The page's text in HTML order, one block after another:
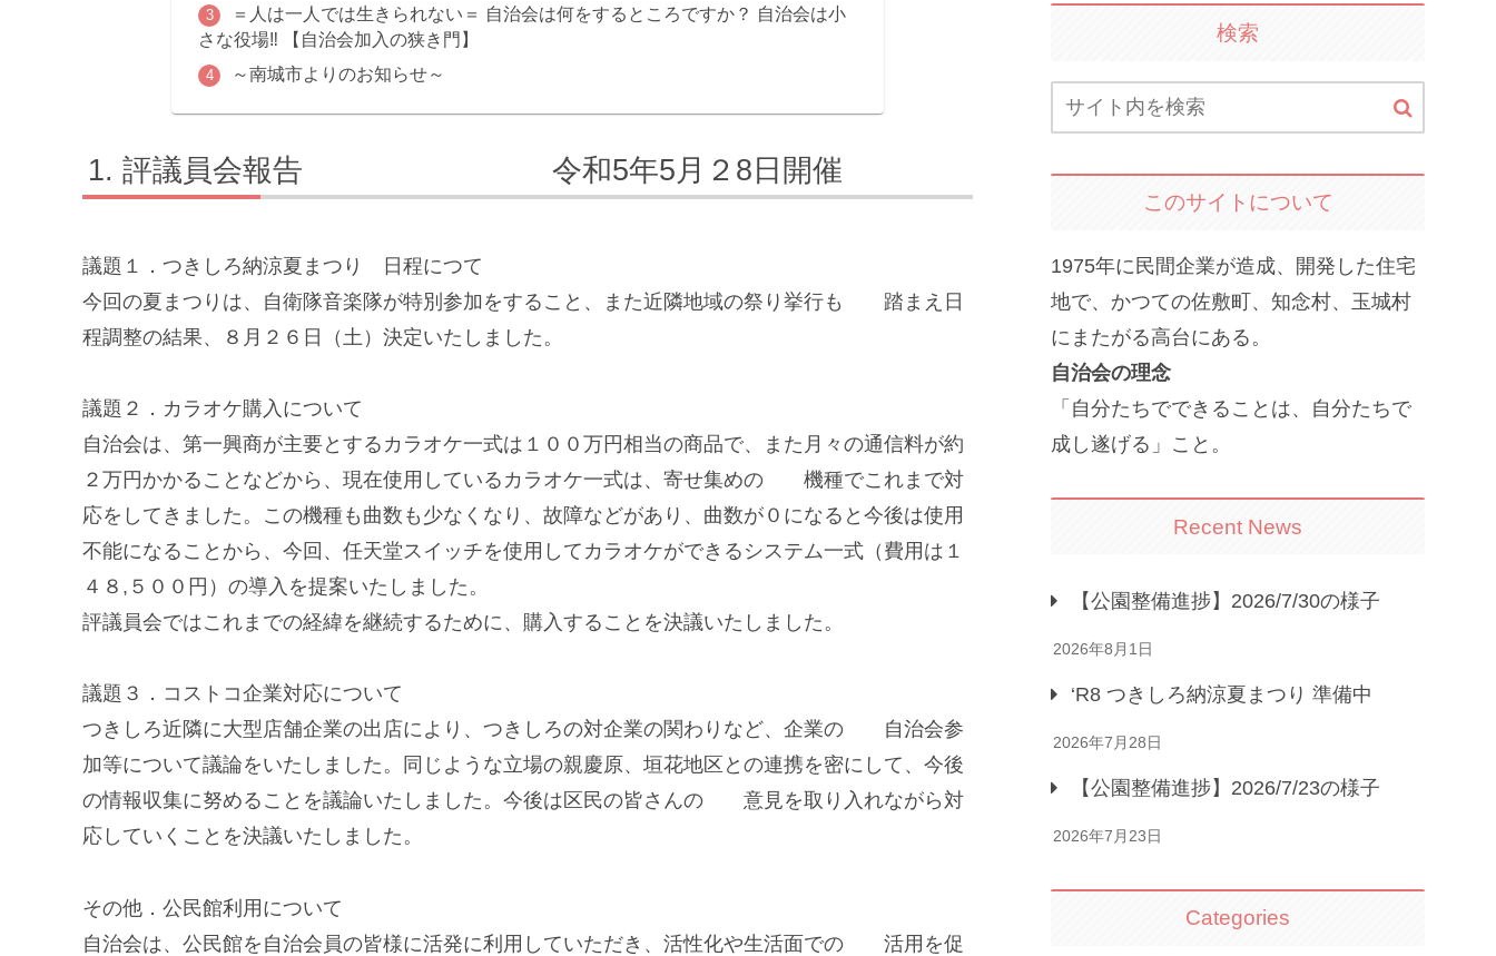
＝人は一人では生きられない＝ 自治会は何をするところですか？ 自治会は小
さな役場‼ 【自治会加入の狭き門】
～南城市よりのお知らせ～
評議員会報告 令和5年5月２8日開催
議題１．つきしろ納涼夏まつり 日程につて
今回の夏まつりは、自衛隊音楽隊が特別参加をすること、また近隣地域の祭り挙行も 踏まえ日
程調整の結果、８月２６日（土）決定いたしました。
議題２．カラオケ購入について
自治会は、第一興商が主要とするカラオケ一式は１００万円相当の商品で、また月々の通信料が約
２万円かかることなどから、現在使用しているカラオケ一式は、寄せ集めの 機種でこれまで対
応をしてきました。この機種も曲数も少なくなり、故障などがあり、曲数が０になると今後は使用
不能になることから、今回、任天堂スイッチを使用してカラオケができるシステム一式（費用は１
４８,５００円）の導入を提案いたしました。
評議員会ではこれまでの経緯を継続するために、購入することを決議いたしました。
議題３．コストコ企業対応について
つきしろ近隣に大型店舗企業の出店により、つきしろの対企業の関わりなど、企業の 自治会参
加等について議論をいたしました。同じような立場の親慶原、垣花地区との連携を密にして、今後
の情報収集に努めることを議論いたしました。今後は区民の皆さんの 意見を取り入れながら対
応していくことを決議いたしました。
その他．公民館利用について
自治会は、公民館を自治会員の皆様に活発に利用していただき、活性化や生活面での 活用を促
検索
このサイトについて
1975年に民間企業が造成、開発した住宅
地で、かつての佐敷町、知念村、玉城村
にまたがる高台にある。
自治会の理念
「自分たちでできることは、自分たちで
成し遂げる」こと。
Recent News
【公園整備進捗】2026/7/30の様子
2026年8月1日
‘R8 つきしろ納涼夏まつり 準備中
2026年7月28日
【公園整備進捗】2026/7/23の様子
2026年7月23日
Categories